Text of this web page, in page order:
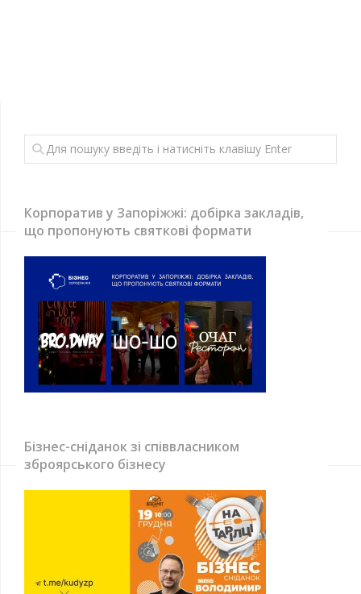
Корпоратив у Запоріжжі: добірка закладів,
що пропонують святкові формати
Бізнес-сніданок зі співвласником
зброярського бізнесу